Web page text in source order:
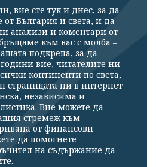
вие сте тук и днес, за да
България и света, и да
анализи и коментари от
към вас с молба –
подкрепа, за да
вие, читателите ни
континенти по света,
страницата ни в интернет
независима и
Вие можете да
стремеж към
от финансови
да помогнете
на съдържание да